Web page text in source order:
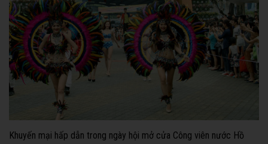
Khuyến mại hấp dẫn trong ngày hội mở cửa Công viên nước Hồ